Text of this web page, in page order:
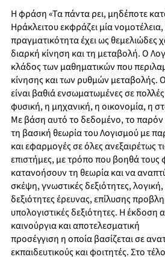
Η φράση «Τα πάντα ρει, μηδέποτε
Ηράκλειτου εκφράζει μία
πραγματικότητα έχει ως θεμελιώδες
διαρκή κίνηση και τη μεταβολή. Ο
κλάδος των μαθηματικών που
κίνησης και των ρυθμών μεταβολής.
είναι βαθιά ενσωματωμένες σε
φυσική, η μηχανική, η οικονομία, η
Με βάση αυτό το δεδομένο, το
τη βασική θεωρία του Λογισμού με
και εφαρμογές σε όλες ανεξαιρέτως
επιστήμες, με τρόπο που βοηθά τους
κατανοήσουν τη θεωρία και να
σκέψη, γνωστικές δεξιότητες,
δεξιότητες έρευνας, επίλυσης
υπολογιστικές δεξιότητες. Η έκδοση
καινούργια και αποτελεσματική
προσέγγιση η οποία βασίζεται σε
εκπαιδευτικούς και φοιτητές. Στο